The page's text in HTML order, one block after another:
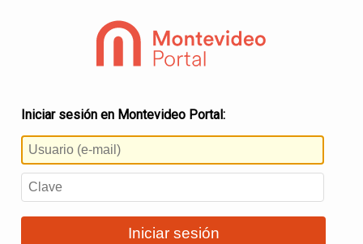
Iniciar sesión en Montevideo Portal:
Iniciar sesión